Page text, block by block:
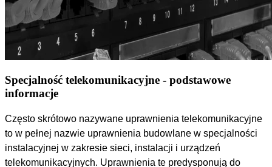
Specjalność telekomunikacyjne - podstawowe
informacje
Często skrótowo nazywane uprawnienia telekomunikacyjne
to w pełnej nazwie uprawnienia budowlane w specjalności
instalacyjnej w zakresie sieci, instalacji i urządzeń
telekomunikacyjnych. Uprawnienia te predysponują do